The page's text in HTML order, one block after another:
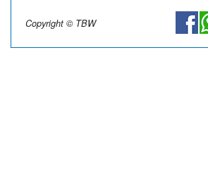
Copyright © TBW